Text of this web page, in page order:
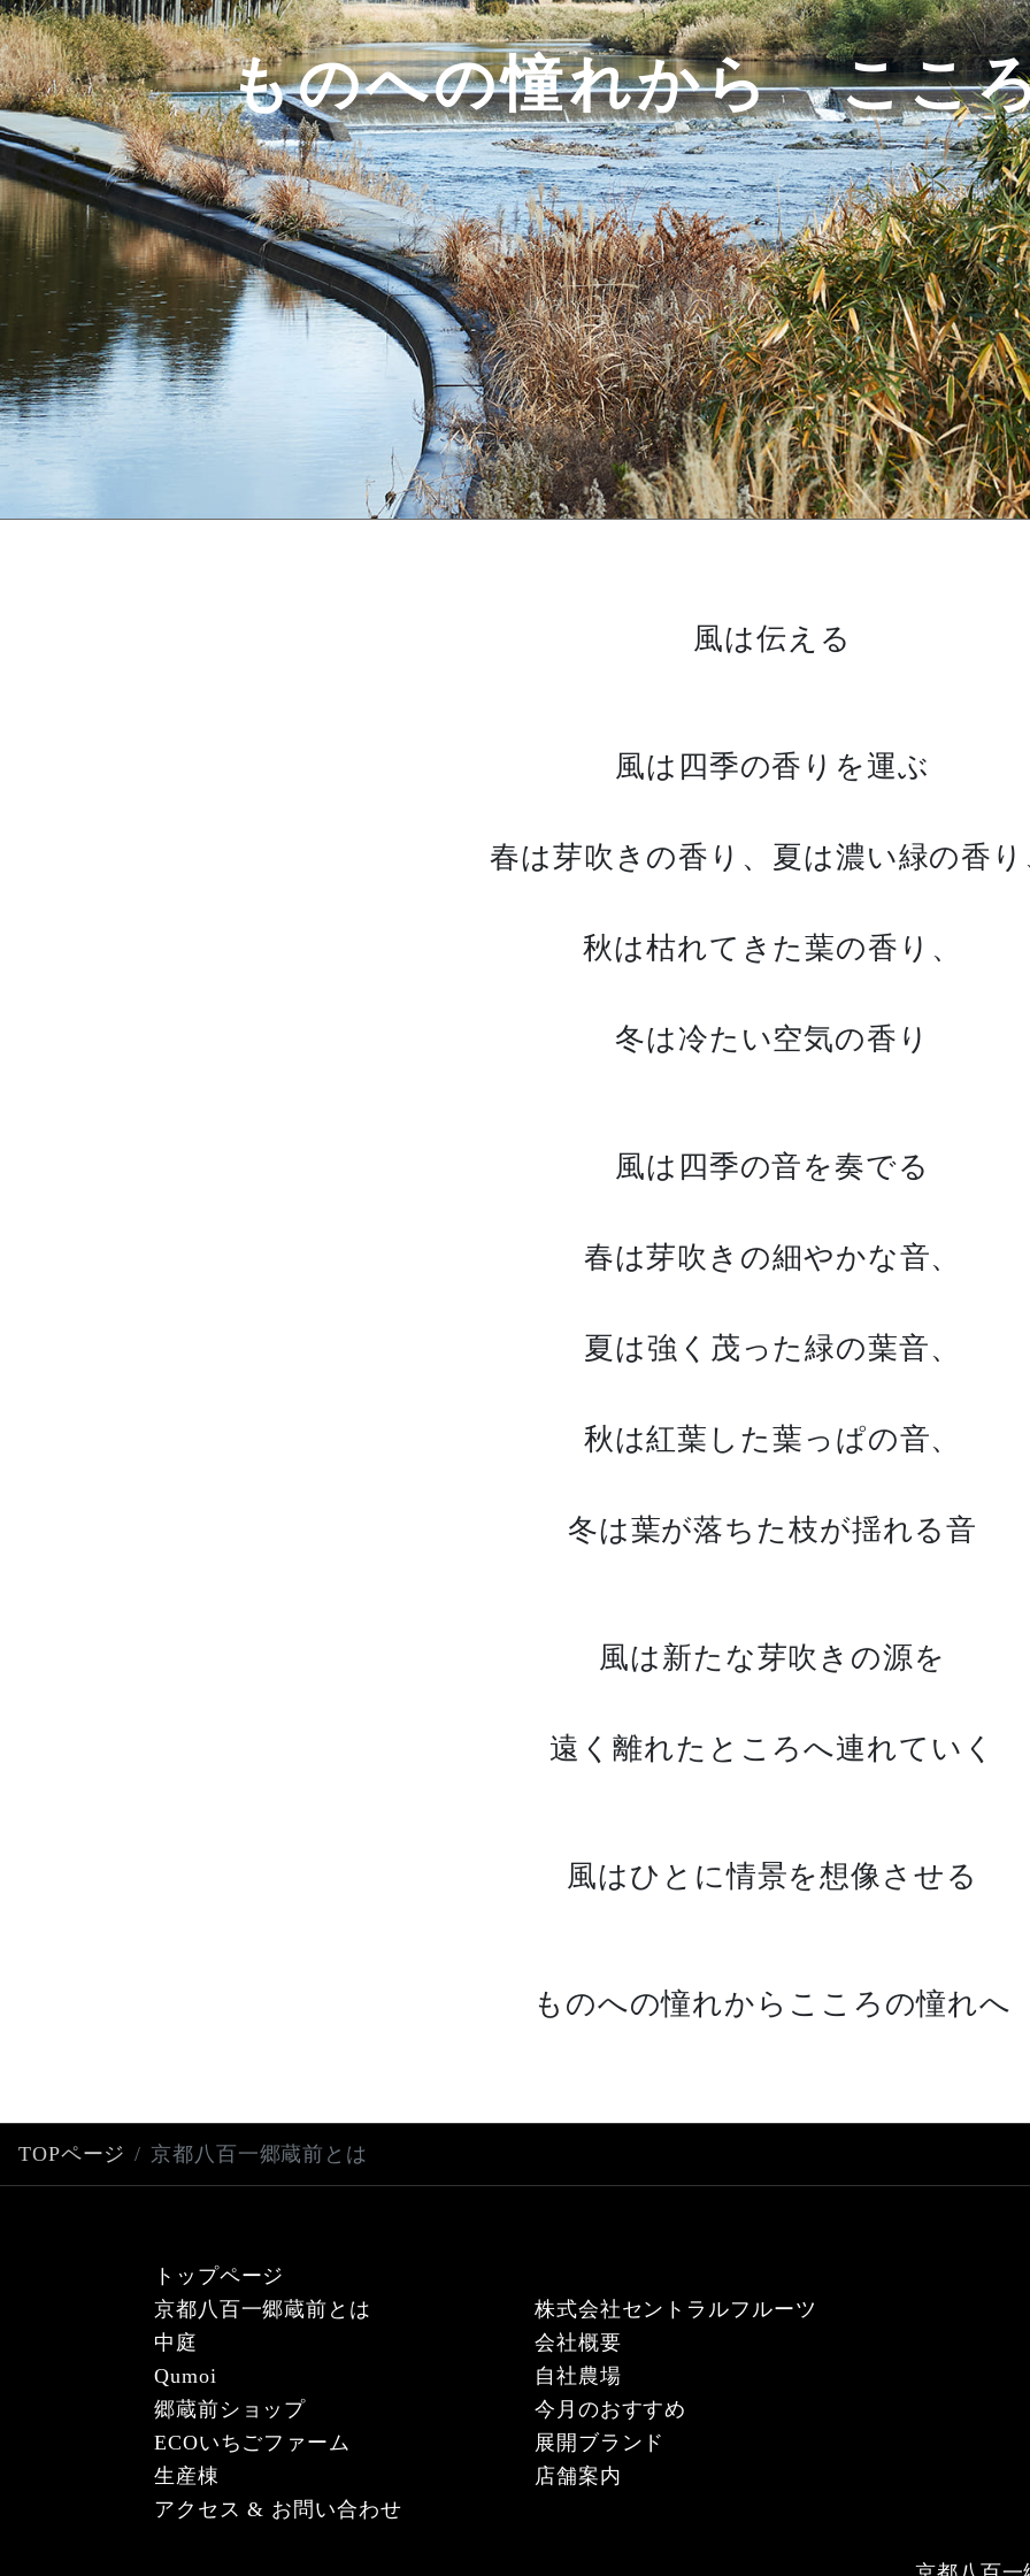
ものへの憧れから ここ
風は伝える
風は四季の香りを運ぶ
春は芽吹きの香り、夏は濃い緑の香
秋は枯れてきた葉の香り、
冬は冷たい空気の香り
風は四季の音を奏でる
春は芽吹きの細やかな音、
夏は強く茂った緑の葉音、
秋は紅葉した葉っぱの音、
冬は葉が落ちた枝が揺れる音
風は新たな芽吹きの源を
遠く離れたところへ連れていく
風はひとに情景を想像させる
ものへの憧れからこころの憧れへ
TOPページ 京都八百一郷蔵前とは
トップページ
京都八百一郷蔵前とは
中庭
Qumoi
郷蔵前ショップ
ECOいちごファーム
生産棟
アクセス & お問い合わせ
株式会社セントラルフルーツ
会社概要
自社農場
今月のおすすめ
展開ブランド
店舗案内